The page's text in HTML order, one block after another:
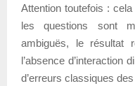
Attention toutefois :
les questions sont
ambiguës, le résultat
l’absence d’interaction
d’erreurs classiques